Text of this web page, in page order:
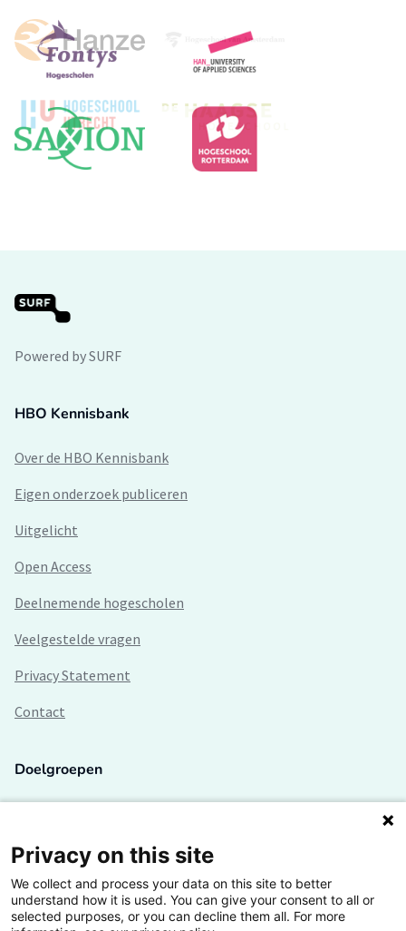
Powered by SURF
HBO Kennisbank
Over de HBO Kennisbank
Eigen onderzoek publiceren
Uitgelicht
Open Access
Deelnemende hogescholen
Veelgestelde vragen
Privacy Statement
Contact
Doelgroepen
Lectoren en onderzoekers
Bedrijven
Hogescholen
Privacy on this site
We collect and process your data on this site to better
understand how it is used. You can give your consent to all or
selected purposes, or you can decline them all. For more